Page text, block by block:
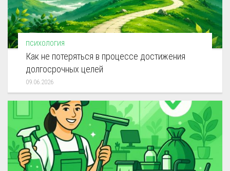
ПСИХОЛОГИЯ
Как не потеряться в процессе достижения
долгосрочных целей
09.06.2026